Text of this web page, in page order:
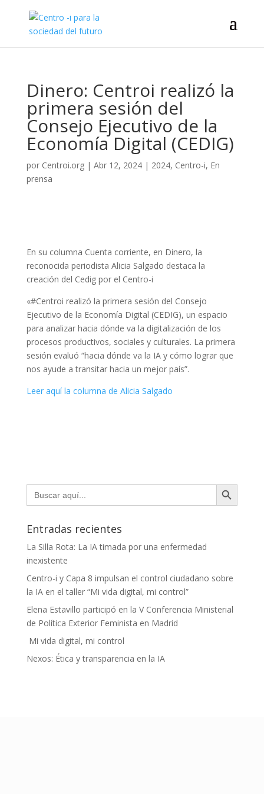
Dinero: Centroi realizó la
primera sesión del
Consejo Ejecutivo de la
Economía Digital (CEDIG)
por Centroi.org| Abr 12, 2024| 2024, Centro-i, En
prensa
En su columna Cuenta corriente, en Dinero, la
reconocida periodista Alicia Salgado destaca la
creación del Cedig por el Centro-i
«#Centroi realizó la primera sesión del Consejo
Ejecutivo de la Economía Digital (CEDIG), un espacio
para analizar hacia dónde va la digitalización de los
procesos productivos, sociales y culturales. La primera
sesión evaluó “hacia dónde va la IA y cómo lograr que
nos ayude a transitar hacia un mejor país”.
Leer aquí la columna de Alicia Salgado
Buscar: Botón de búsqueda
Entradas recientes
La Silla Rota: La IA timada por una enfermedad
inexistente
Centro-i y Capa 8 impulsan el control ciudadano sobre
la IA en el taller “Mi vida digital, mi control”
Elena Estavillo participó en la V Conferencia Ministerial
de Política Exterior Feminista en Madrid
Mi vida digital, mi control
Nexos: Ética y transparencia en la IA